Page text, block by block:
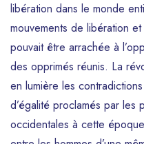
libération dans le monde
mouvements de libération
pouvait être arrachée à
des opprimés réunis. La
en lumière les
d’égalité proclamés par les
occidentales à cette